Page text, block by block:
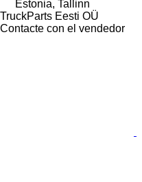
Estonia, Tallinn
TruckParts Eesti OÜ
Contacte con el vendedor